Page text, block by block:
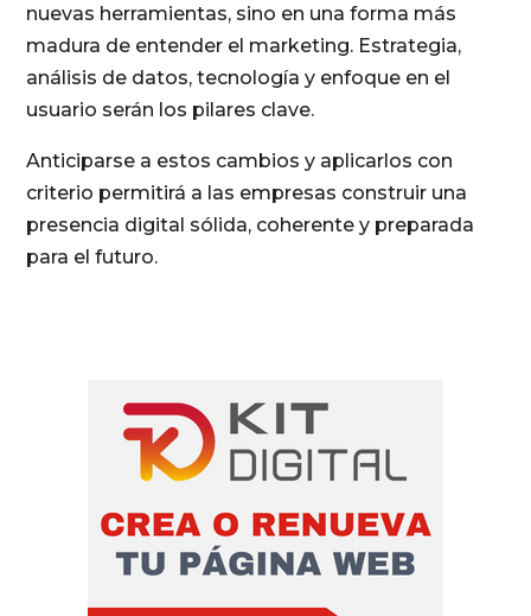
nuevas herramientas, sino en una forma más
madura de entender el marketing. Estrategia,
análisis de datos, tecnología y enfoque en el
usuario serán los pilares clave.
Anticiparse a estos cambios y aplicarlos con
criterio permitirá a las empresas construir una
presencia digital sólida, coherente y preparada
para el futuro.